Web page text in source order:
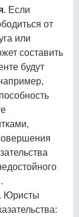
. Если
от
или
составить
будут
. Юристы